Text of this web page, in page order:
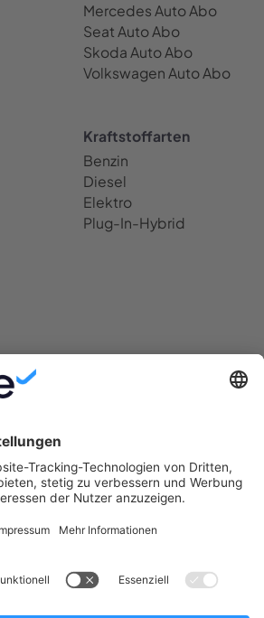
Mercedes Auto Abo
Seat Auto Abo
Skoda Auto Abo
Volkswagen Auto Abo
Kraftstoffarten
Benzin
Diesel
Elektro
Plug-In-Hybrid